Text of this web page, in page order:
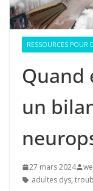
RESSOURCES POUR
Quand
un
27 mars 2024
adultes dys,